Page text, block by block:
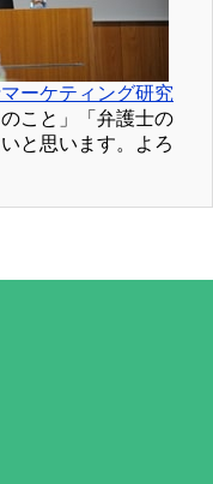
ーケティング研究
こと」「弁護士の
と思います。よろ